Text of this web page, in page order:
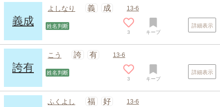
義成
よしなり 義 成 13-6
姓名判断
3 キープ
詳細表示
誇有
こう 誇 有 13-6
姓名判断
3 キープ
詳細表示
ふくよし 福 好 13-6